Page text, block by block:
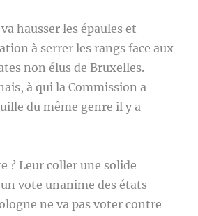
hausser les épaules et
à serrer les rangs face aux
non élus de Bruxelles.
à qui la Commission a
du même genre il y a
? Leur coller une solide
vote unanime des états
ne va pas voter contre